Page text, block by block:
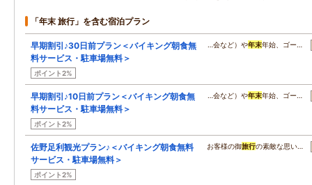
「年末 旅行」を含む宿泊プラン
早期割引♪30日前プラン＜バイキング朝食無
料サービス・駐車場無料＞
ポイント2%
…会など）や年末年始、ゴー…
早期割引♪10日前プラン＜バイキング朝食無
料サービス・駐車場無料＞
ポイント2%
…会など）や年末年始、ゴー…
佐野足利観光プラン♪＜バイキング朝食無料
サービス・駐車場無料＞
ポイント2%
お客様の御旅行の素敵な思い…